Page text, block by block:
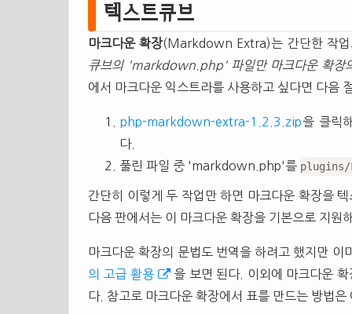
텍스트큐브
마크다운 확장(Markdown Extra)는 간단한 작
큐브의 'markdown.php' 파일만 마크다운 확
에서 마크다운 익스트라를 사용하고 싶다면 다음
php-markdown-extra-1.2.3.zip을 클릭
다.
풀린 파일 중 'markdown.php'를 plugins/
간단히 이렇게 두 작업만 하면 마크다운 확장을
다음 판에서는 이 마크다운 확장을 기본으로 지원
마크다운 확장의 문법도 번역을 하려고 했지만
의 고급 활용
을 보면 된다. 이외에 마크다운
다. 참고로 마크다운 확장에서 표를 만드는 방법은